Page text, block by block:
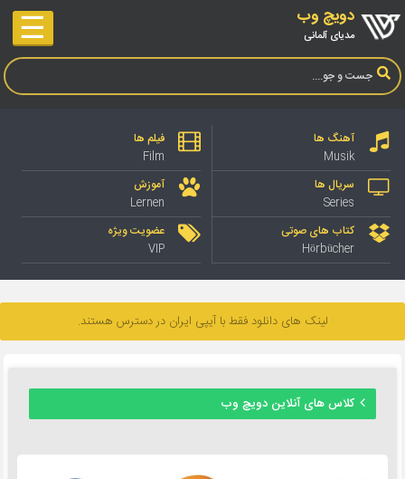
دویچ وب
مدیای آلمانی ☰
آهنگ ها
Musik
فیلم ها
Film
سریال ها
Series
آموزش
Lernen
کتاب های صوتی
Hörbücher
عضویت ویژه
VIP
لینک های دانلود فقط با آیپی ایران در دسترس هستند.
کلاس های آنلاین دویچ وب